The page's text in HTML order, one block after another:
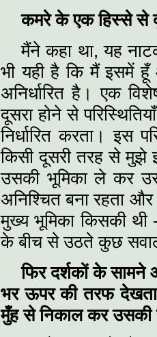
कमरे के एक हिस्से से
मैंने कहा था, यह
भी यही है कि मैं इसमें हूँ
अनिर्धारित है। एक
दूसरा होने से
निर्धारित करता। इस
किसी दूसरी तरह से मुझे
उसकी भूमिका ले कर
अनिश्चित बना रहता और
मुख्य भूमिका किसकी थी -
के बीच से उठते कुछ
फिर दर्शकों के सामने
भर ऊपर की तरफ
मुँह से निकाल कर उसकी